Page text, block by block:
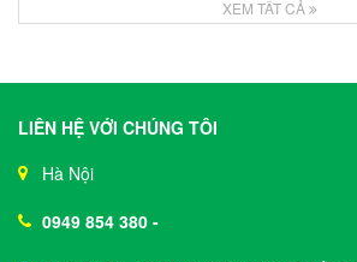
XEM TẤT CẢ
LIÊN HỆ VỚI CHÚNG TÔI
Hà Nội
0949 854 380 -